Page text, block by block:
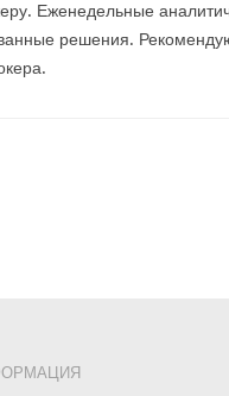
Еженедельные
решения.